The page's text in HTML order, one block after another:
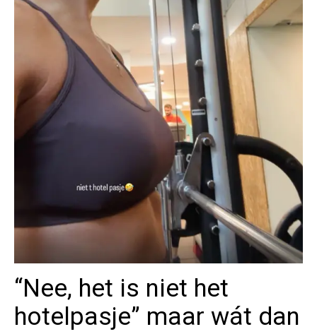
“Nee, het is niet het
hotelpasje” maar wát dan